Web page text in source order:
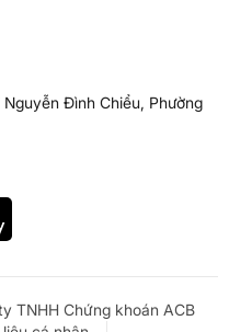
Đình Chiểu, Phường
TNHH Chứng khoán ACB